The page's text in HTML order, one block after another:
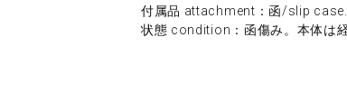
付属品 attachment：函/slip case.
状態 condition：函傷み。本体は